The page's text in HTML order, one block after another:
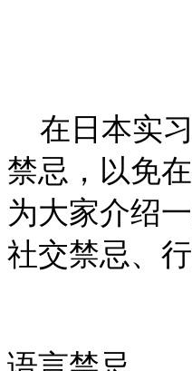
在日本实习
禁忌，以免
为大家介绍
社交禁忌、行